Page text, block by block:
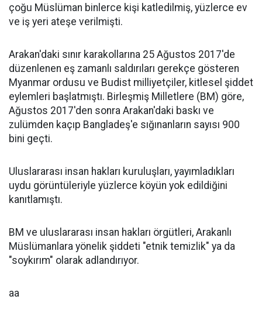
çoğu Müslüman binlerce kişi katledilmiş, yüzlerce ev
ve iş yeri ateşe verilmişti.
Arakan'daki sınır karakollarına 25 Ağustos 2017'de
düzenlenen eş zamanlı saldırıları gerekçe gösteren
Myanmar ordusu ve Budist milliyetçiler, kitlesel şiddet
eylemleri başlatmıştı. Birleşmiş Milletlere (BM) göre,
Ağustos 2017'den sonra Arakan'daki baskı ve
zulümden kaçıp Bangladeş'e sığınanların sayısı 900
bini geçti.
Uluslararası insan hakları kuruluşları, yayımladıkları
uydu görüntüleriyle yüzlerce köyün yok edildiğini
kanıtlamıştı.
BM ve uluslararası insan hakları örgütleri, Arakanlı
Müslümanlara yönelik şiddeti "etnik temizlik" ya da
"soykırım" olarak adlandırıyor.
aa